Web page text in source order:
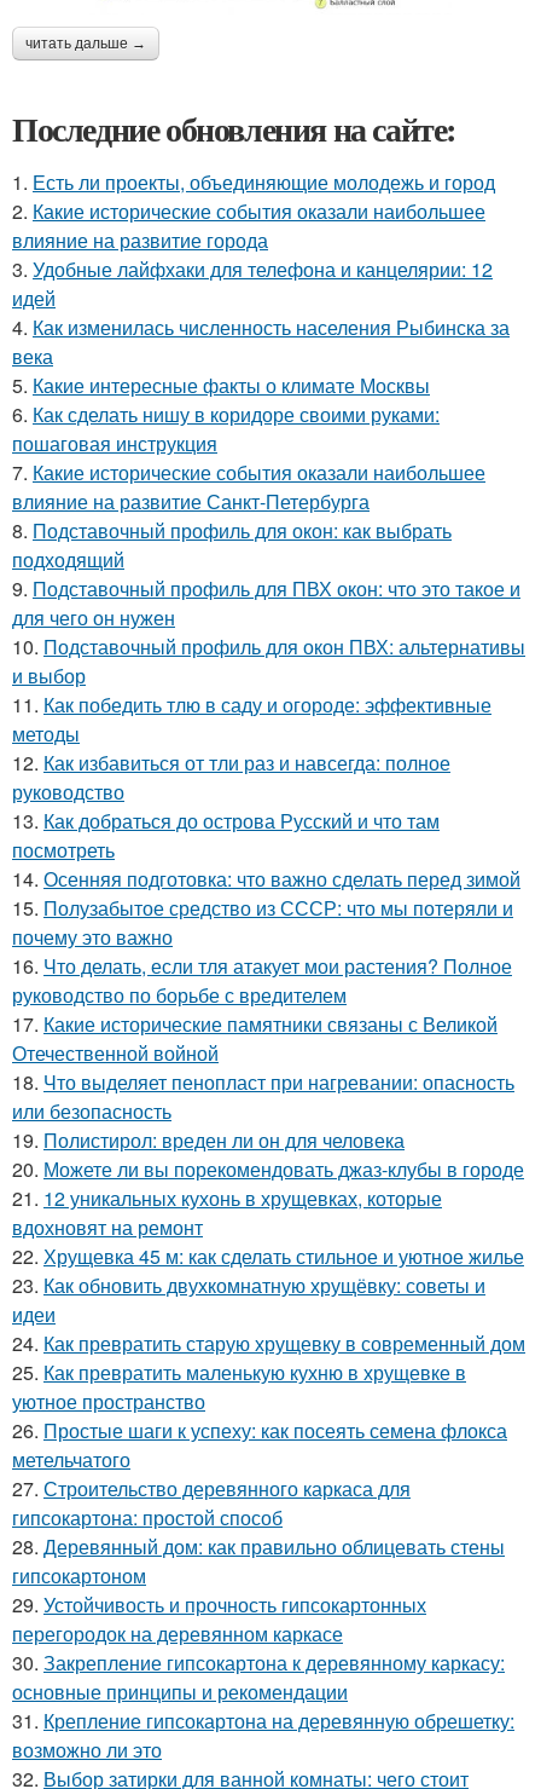
читать дальше →
Последние обновления на сайте:
1. Есть ли проекты, объединяющие молодежь и город
2. Какие исторические события оказали наибольшее
влияние на развитие города
3. Удобные лайфхаки для телефона и канцелярии: 12
идей
4. Как изменилась численность населения Рыбинска за
века
5. Какие интересные факты о климате Москвы
6. Как сделать нишу в коридоре своими руками:
пошаговая инструкция
7. Какие исторические события оказали наибольшее
влияние на развитие Санкт-Петербурга
8. Подставочный профиль для окон: как выбрать
подходящий
9. Подставочный профиль для ПВХ окон: что это такое и
для чего он нужен
10. Подставочный профиль для окон ПВХ: альтернативы
и выбор
11. Как победить тлю в саду и огороде: эффективные
методы
12. Как избавиться от тли раз и навсегда: полное
руководство
13. Как добраться до острова Русский и что там
посмотреть
14. Осенняя подготовка: что важно сделать перед зимой
15. Полузабытое средство из СССР: что мы потеряли и
почему это важно
16. Что делать, если тля атакует мои растения? Полное
руководство по борьбе с вредителем
17. Какие исторические памятники связаны с Великой
Отечественной войной
18. Что выделяет пенопласт при нагревании: опасность
или безопасность
19. Полистирол: вреден ли он для человека
20. Можете ли вы порекомендовать джаз-клубы в городе
21. 12 уникальных кухонь в хрущевках, которые
вдохновят на ремонт
22. Хрущевка 45 м: как сделать стильное и уютное жилье
23. Как обновить двухкомнатную хрущёвку: советы и
идеи
24. Как превратить старую хрущевку в современный дом
25. Как превратить маленькую кухню в хрущевке в
уютное пространство
26. Простые шаги к успеху: как посеять семена флокса
метельчатого
27. Строительство деревянного каркаса для
гипсокартона: простой способ
28. Деревянный дом: как правильно облицевать стены
гипсокартоном
29. Устойчивость и прочность гипсокартонных
перегородок на деревянном каркасе
30. Закрепление гипсокартона к деревянному каркасу:
основные принципы и рекомендации
31. Крепление гипсокартона на деревянную обрешетку:
возможно ли это
32. Выбор затирки для ванной комнаты: чего стоит